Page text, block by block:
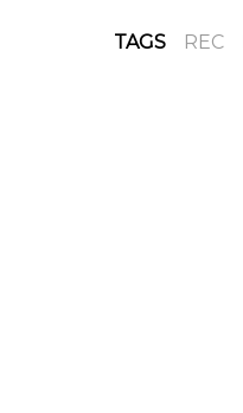
TAGS REC